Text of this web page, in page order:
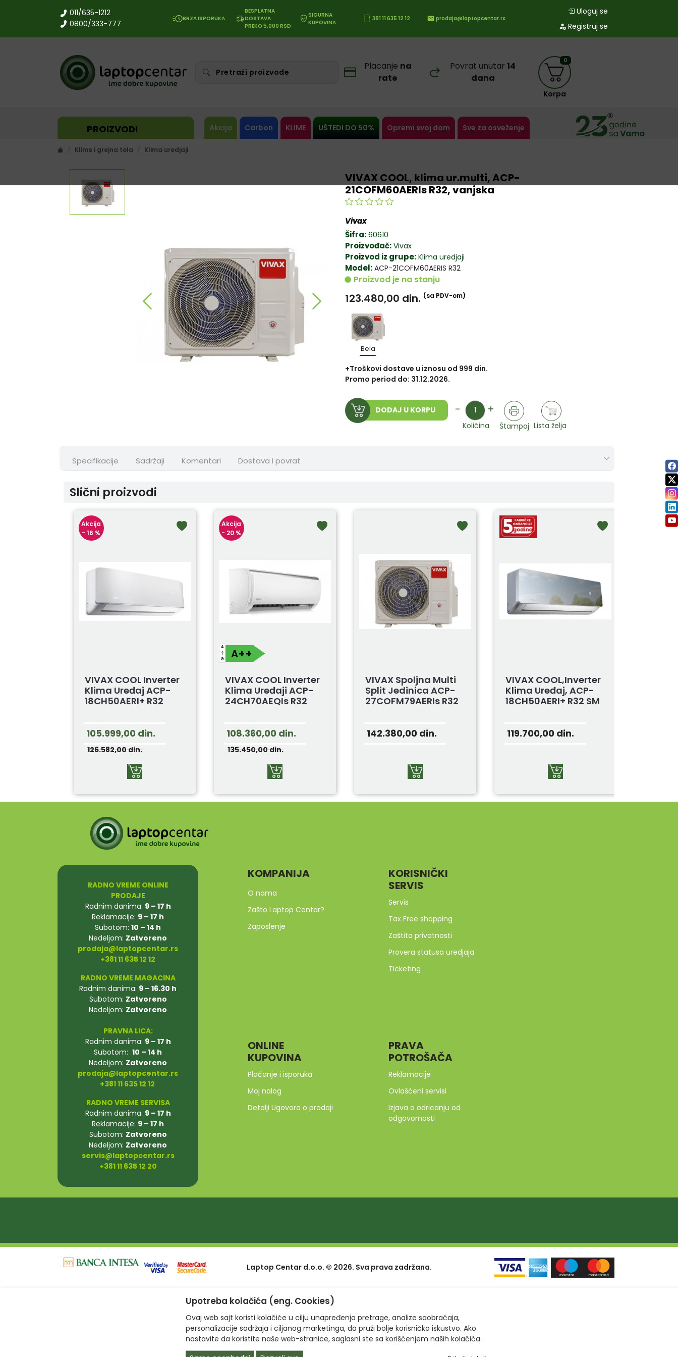
011/635-1212
0800/333-777
BRZA ISPORUKA
BESPLATNA
DOSTAVA
PREKO 5.000 RSD
SIGURNA
KUPOVINA
381 11 635 12 12 prodaja@laptopcentar.rs
Uloguj se
Registruj se
Placanje na
rate
Povrat unutar14
dana
0
Korpa
PROIZVODI Akcija Carbon KLIME UŠTEDI DO 50% Opremi svoj dom Sve za osveženje
Klime i grejna tela Klima uredjaji
VIVAX COOL, klima ur.multi, ACP-
21COFM60AERIs R32, vanjska
Vivax
Šifra: 60610
Proizvođač: Vivax
Proizvod iz grupe: Klima uredjaji
Model: ACP-21COFM60AERIS R32
Proizvod je na stanju
123.480,00 din. (sa PDV-om)
Bela
+Troškovi dostave u iznosu od 999 din.
Promo period do: 31.12.2026.
DODAJ U KORPU - Količina +
Količina Štampaj Lista želja
Specifikacije Sadržaji Komentari Dostava i povrat
Slični proizvodi
Akcija
- 16 %
VIVAX COOL Inverter
Klima Uređaj ACP-
18CH50AERI+ R32
105.999,00 din.
126.582,00din.
Akcija
- 20 %
A
G A++
VIVAX COOL Inverter
Klima Uređaji ACP-
24CH70AEQIs R32
108.360,00 din.
135.450,00din.
VIVAX Spoljna Multi
Split Jedinica ACP-
27COFM79AERIs R32
142.380,00 din.
VIVAX COOL,Inverter
Klima Uređaj, ACP-
18CH50AERI+ R32 SM
119.700,00 din.
RADNO VREME ONLINE
PRODAJE
Radnim danima: 9 – 17 h
Reklamacije: 9 – 17 h
Subotom: 10 – 14 h
Nedeljom: Zatvoreno
prodaja@laptopcentar.rs
+381 11 635 12 12
RADNO VREME MAGACINA
Radnim danima: 9 – 16.30 h
Subotom: Zatvoreno
Nedeljom: Zatvoreno
PRAVNA LICA:
Radnim danima: 9 – 17 h
Subotom: 10 – 14 h
Nedeljom: Zatvoreno
prodaja@laptopcentar.rs
+381 11 635 12 12
RADNO VREME SERVISA
Radnim danima: 9 – 17 h
Reklamacije: 9 – 17 h
Subotom: Zatvoreno
Nedeljom: Zatvoreno
servis@laptopcentar.rs
+381 11 635 12 20
KOMPANIJA
O nama
Zašto Laptop Centar?
Zaposlenje
KORISNIČKI
SERVIS
Servis
Tax Free shopping
Zaštita privatnosti
Provera statusa uredjaja
Ticketing
ONLINE
KUPOVINA
Plaćanje i isporuka
Moj nalog
Detalji Ugovora o prodaji
PRAVA
POTROŠAČA
Reklamacije
Ovlašćeni servisi
Izjava o odricanju od
odgovornosti
Laptop Centar d.o.o. © 2026. Sva prava zadržana.
Upotreba kolačića (eng. Cookies)
Ovaj web sajt koristi kolačiće u cilju unapređenja pretrage, analize saobraćaja,
personalizacije sadržaja i ciljanog marketinga, da pruži bolje korisničko iskustvo. Ako
nastavite da koristite naše web-stranice, saglasni ste sa korišćenjem naših kolačića.